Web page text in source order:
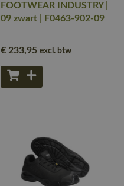
FOOTWEAR INDUSTRY |
09 zwart | F0463-902-09
€ 233,95 excl. btw